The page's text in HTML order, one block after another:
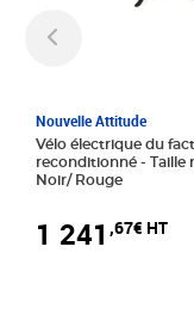
Nouvelle Attitude
Vélo électrique du
reconditionné - Taille normale -
Noir/ Rouge
1 241 ,67€ HT